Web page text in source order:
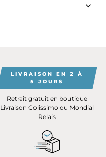
LIVRAISON EN 2 À
5 JOURS
Retrait gratuit en boutique
Livraison Colissimo ou Mondial
Relais